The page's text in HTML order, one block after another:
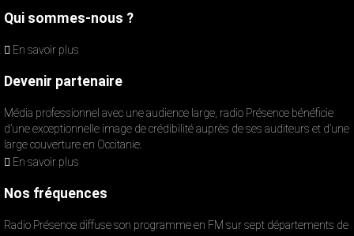
Qui sommes-nous ?
En savoir plus
Devenir partenaire
Média professionnel avec une audience large, radio Présence bénéficie
d’une exceptionnelle image de crédibilité auprès de ses auditeurs et d’une
large couverture en Occitanie.
En savoir plus
Nos fréquences
Radio Présence diffuse son programme en FM sur sept départements de